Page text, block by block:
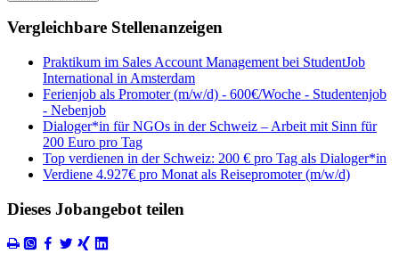
Vergleichbare Stellenanzeigen
Praktikum im Sales Account Management bei StudentJob
International in Amsterdam
Ferienjob als Promoter (m/w/d) - 600€/Woche - Studentenjob
- Nebenjob
Dialoger*in für NGOs in der Schweiz – Arbeit mit Sinn für
200 Euro pro Tag
Top verdienen in der Schweiz: 200 € pro Tag als Dialoger*in
Verdiene 4.927€ pro Monat als Reisepromoter (m/w/d)
Dieses Jobangebot teilen